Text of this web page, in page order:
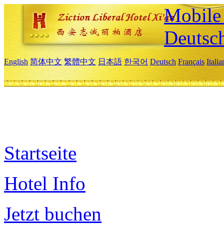
Mobile
English 简体中文 繁體中文 日本語 한국어 Deutsch Français
Startseite
Hotel Info
Jetzt buchen